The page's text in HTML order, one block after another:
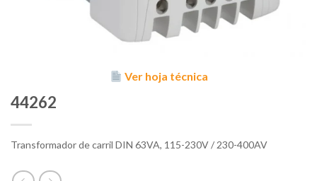
Ver hoja técnica
44262
Transformador de carril DIN 63VA, 115-230V / 230-400AV